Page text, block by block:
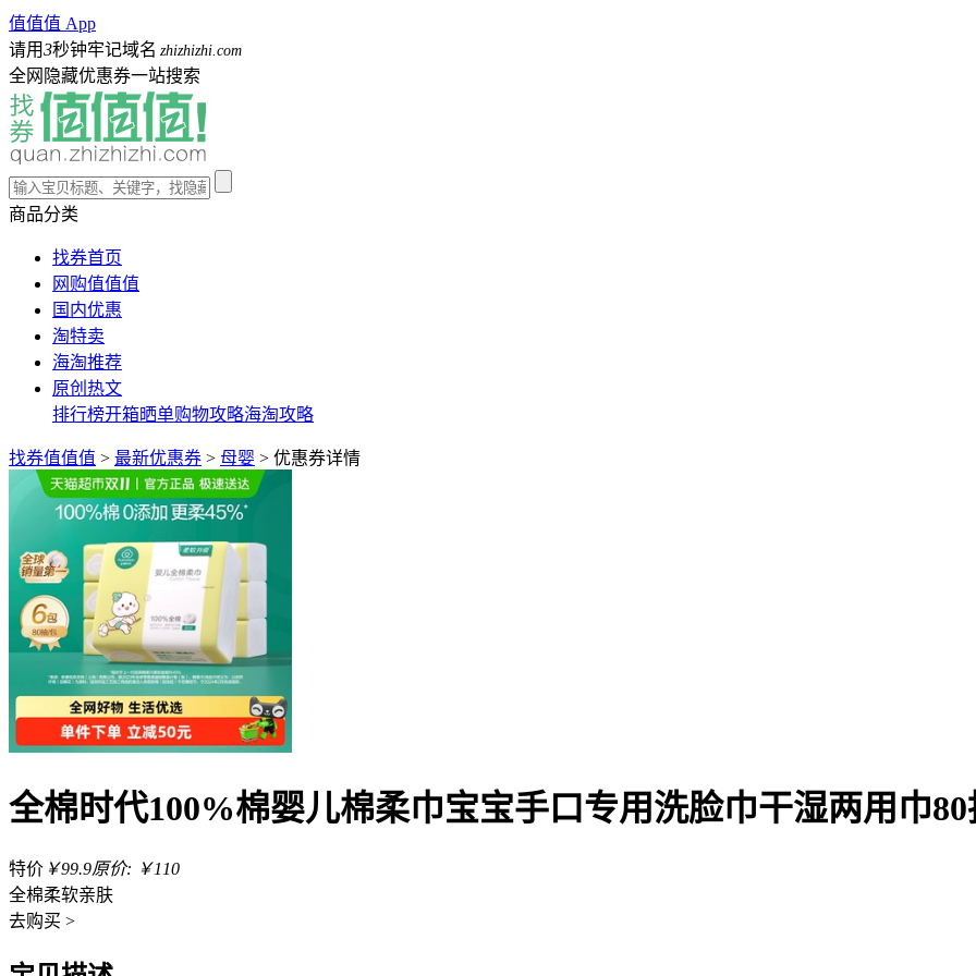
值值值 App
请用3秒钟牢记域名 zhizhizhi.com
全网隐藏优惠券一站搜索
商品分类
找券首页
网购值值值
国内优惠
淘特卖
海淘推荐
原创热文
排行榜开箱晒单购物攻略海淘攻略
找券值值值 > 最新优惠券 > 母婴 > 优惠券详情
全棉时代100%棉婴儿棉柔巾宝宝手口专用洗脸巾干湿两用巾
特价 ￥99.9原价: ￥110
全棉柔软亲肤
去购买 >